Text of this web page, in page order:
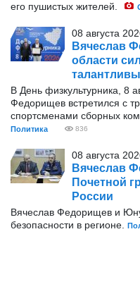
его пушистых жителей.
08 августа
Вячеслав
области
В День физкультурника, 8
Федорищев встретился с
спортсменами сборных
Политика 836
08 августа
Вячеслав
Почетной
России
Вячеслав Федорищев и
безопасности в регионе.